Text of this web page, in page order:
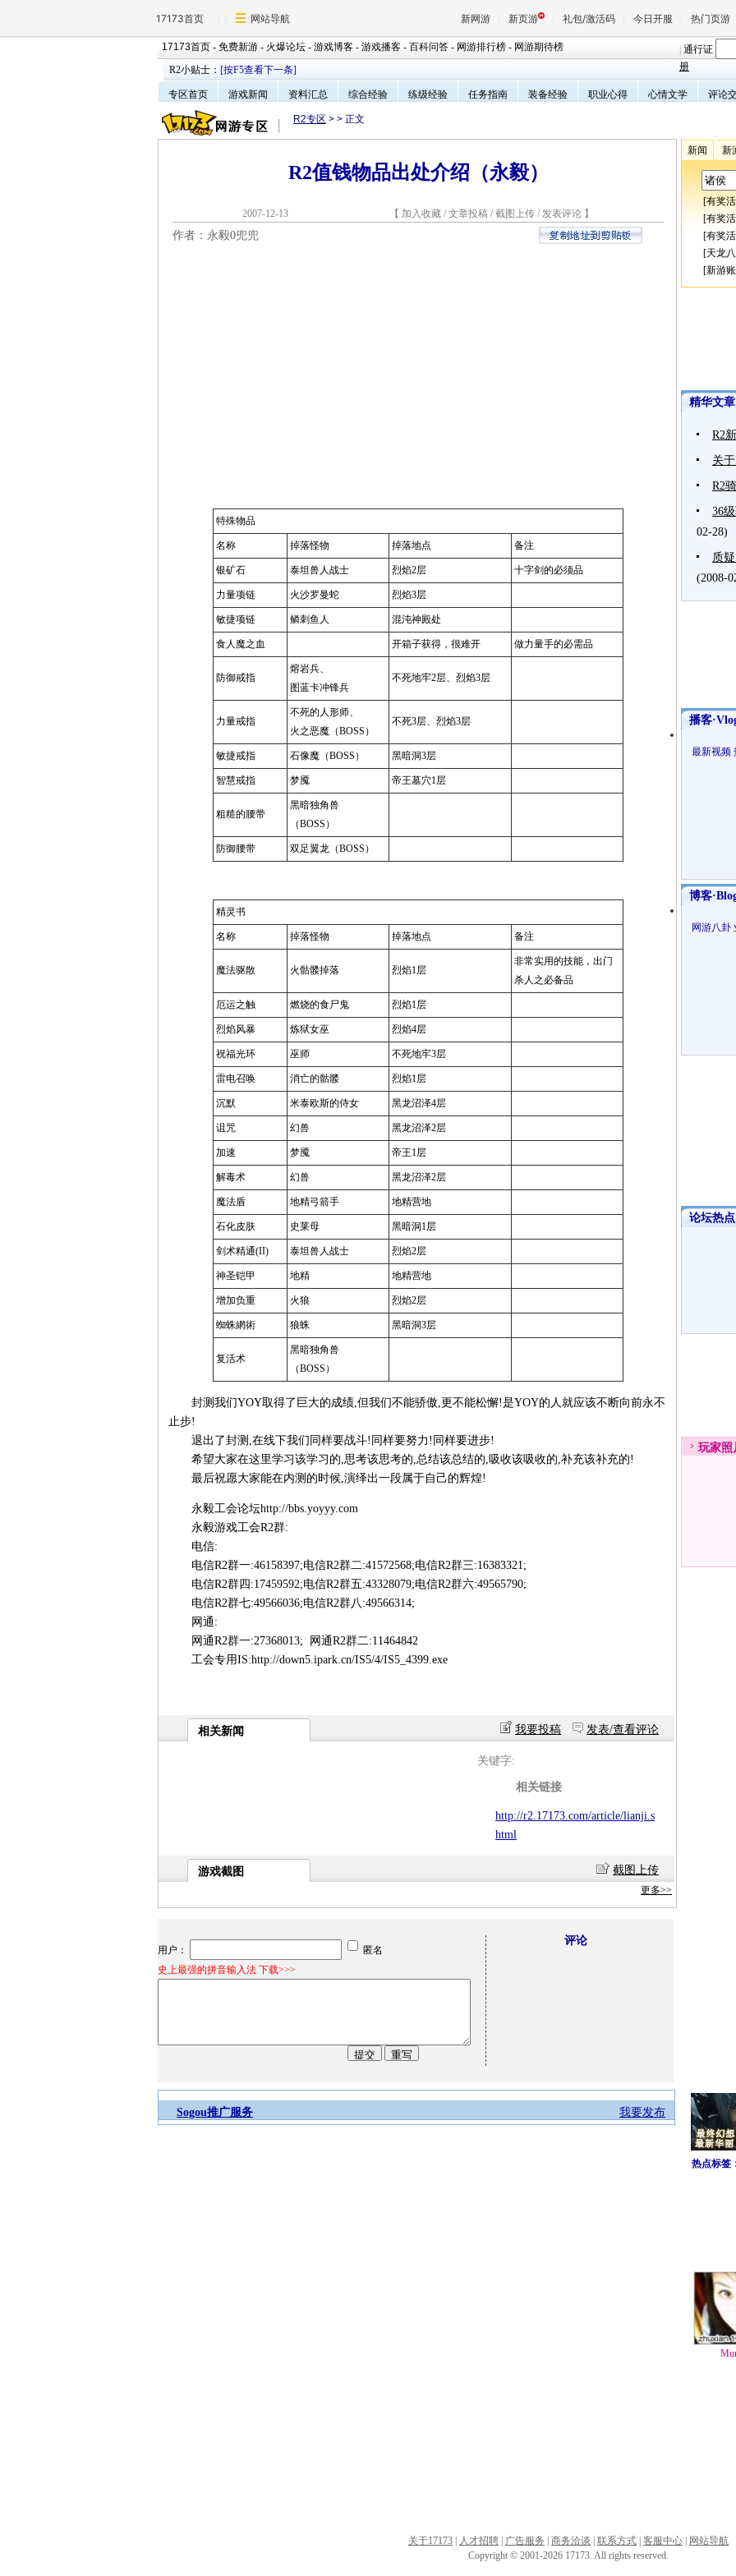
17173首页 网站导航 新网游 新页游 礼包/激活码 今日开服 热门页游
魔兽
天堂
王权与
17173首页 - 免费新游 - 火爆论坛 - 游戏博客 - 游戏播客 - 百科问答 - 网游排行榜 - 网游期待榜
通行证
册
R2小贴士： [按F5查看下一条]
专区首页 游戏新闻 资料汇总 综合经验 练级经验 任务指南 装备经验 职业心得 心情文学 评论
R2专区 > > 正文
R2值钱物品出处介绍（永毅）
2007-12-13 【 加入收藏 / 文章投稿 / 截图上传 / 发表评论 】
作者：永毅0兜兜
特殊物品
名称 掉落怪物 掉落地点 备注
银矿石 泰坦兽人战士 烈焰2层 十字剑的必须品
力量项链 火沙罗曼蛇 烈焰3层
敏捷项链 鳞刺鱼人 混沌神殿处
食人魔之血 开箱子获得，很难开 做力量手的必需品
防御戒指
熔岩兵、
图蓝卡冲锋兵
不死地牢2层、烈焰3层
力量戒指
不死的人形师、
火之恶魔（BOSS）
不死3层、烈焰3层
敏捷戒指 石像魔（BOSS） 黑暗洞3层
智慧戒指 梦魇 帝王墓穴1层
粗糙的腰带
黑暗独角兽
（BOSS）
防御腰带 双足翼龙（BOSS）
精灵书
名称 掉落怪物 掉落地点 备注
魔法驱散 火骷髅掉落 烈焰1层
非常实用的技能，出门
杀人之必备品
厄运之触 燃烧的食尸鬼 烈焰1层
烈焰风暴 炼狱女巫 烈焰4层
祝福光环 巫师 不死地牢3层
雷电召唤 消亡的骷髅 烈焰1层
沉默 米泰欧斯的侍女 黑龙沼泽4层
诅咒 幻兽 黑龙沼泽2层
加速 梦魇 帝王1层
解毒术 幻兽 黑龙沼泽2层
魔法盾 地精弓箭手 地精营地
石化皮肤 史莱母 黑暗洞1层
剑术精通(II) 泰坦兽人战士 烈焰2层
神圣铠甲 地精 地精营地
增加负重 火狼 烈焰2层
蜘蛛網術 狼蛛 黑暗洞3层
复活术
黑暗独角兽
（BOSS）
封测我们YOY取得了巨大的成绩,但我们不能骄傲,更不能松懈!是YOY的人就应该不断向前永不
止步!
退出了封测,在线下我们同样要战斗!同样要努力!同样要进步!
希望大家在这里学习该学习的,思考该思考的,总结该总结的,吸收该吸收的,补充该补充的!
最后祝愿大家能在内测的时候,演绎出一段属于自己的辉煌!
永毅工会论坛http://bbs.yoyyy.com
永毅游戏工会R2群:
电信:
电信R2群一:46158397;电信R2群二:41572568;电信R2群三:16383321;
电信R2群四:17459592;电信R2群五:43328079;电信R2群六:49565790;
电信R2群七:49566036;电信R2群八:49566314;
网通:
网通R2群一:27368013; 网通R2群二:11464842
工会专用IS:http://down5.ipark.cn/IS5/4/IS5_4399.exe
相关新闻 我要投稿 发表/查看评论
关键字:
相关链接
http://r2.17173.com/article/lianji.s
html
游戏截图 截图上传
更多>>
用户：
匿名
史上最强的拼音输入法 下载>>>
评论
我要发布
Sogou推广服务
新闻 新
[有奖
[有奖
[有奖
[天龙
[新游
精华文章
R2
关
R2
36
02-28)
质
(2008-
播客
最新视频
博客
热点标签
网游八卦
论坛热点
玩家照
关于17173 人才招聘 广告服务 商务洽谈 联系方式 客服中心
网站导航
Copyright © 2001-2026 17173. All rights reserved.